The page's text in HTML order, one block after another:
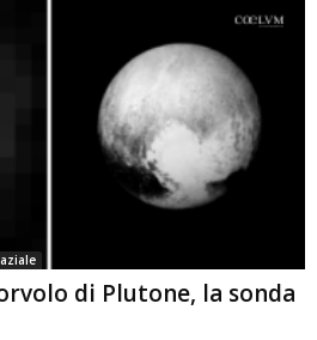
di Plutone, la sonda